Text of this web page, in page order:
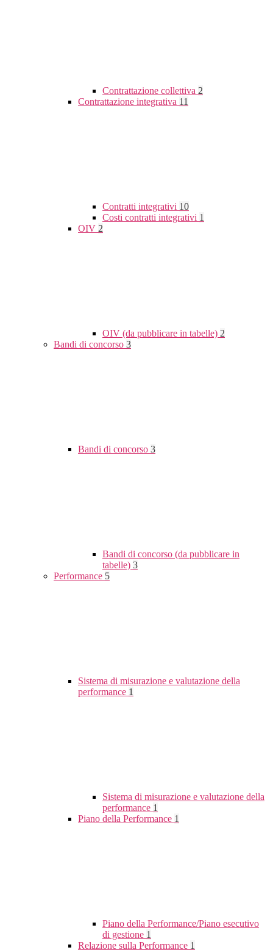
Contrattazione collettiva 2
Contrattazione integrativa 11
Contratti integrativi 10
Costi contratti integrativi 1
OIV 2
OIV (da pubblicare in tabelle) 2
Bandi di concorso 3
Bandi di concorso 3
Bandi di concorso (da pubblicare in
tabelle) 3
Performance 5
Sistema di misurazione e valutazione della
performance 1
Sistema di misurazione e valutazione della
performance 1
Piano della Performance 1
Piano della Performance/Piano esecutivo
di gestione 1
Relazione sulla Performance 1